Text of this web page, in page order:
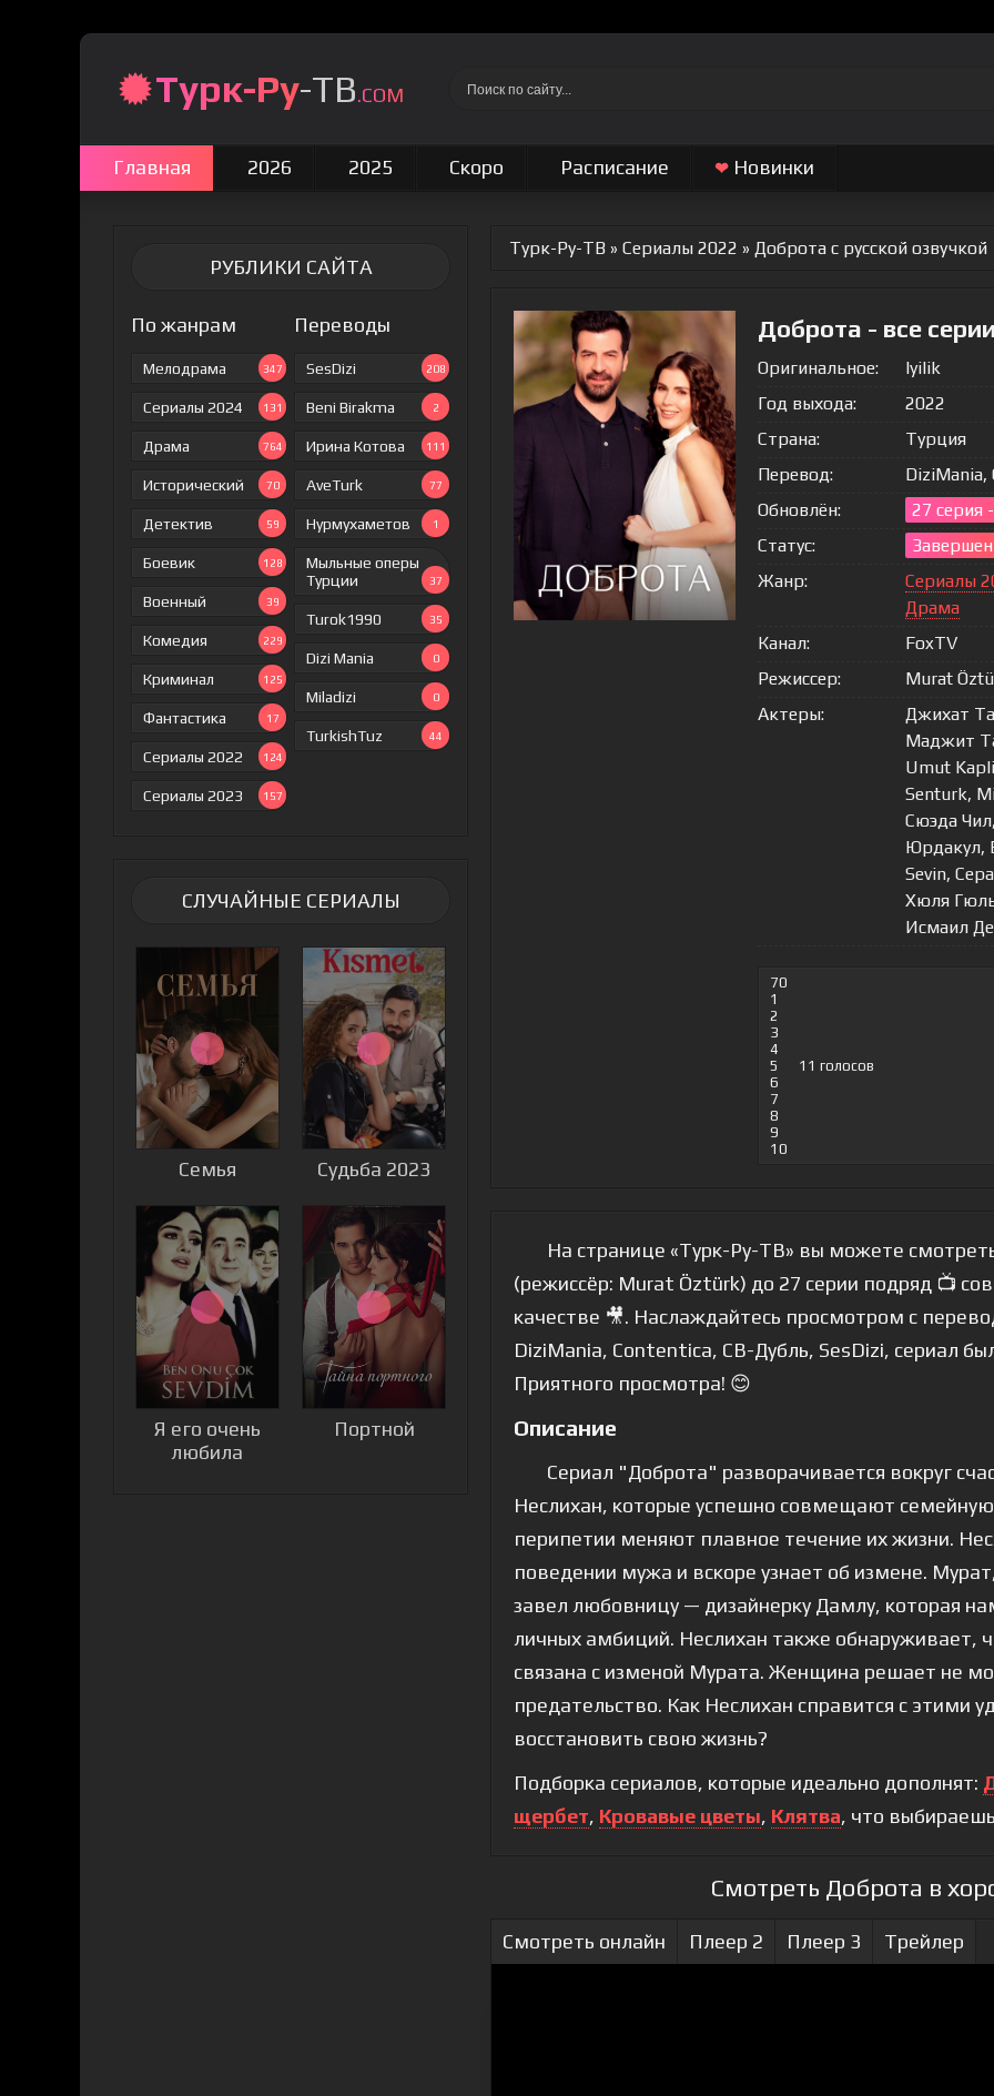
Турк-Ру-ТВ.COM
Главная 2026 2025 Скоро Расписание ❤ Новинки
РУБЛИКИ САЙТА
По жанрам
Мелодрама 347
Сериалы 2024 131
Драма 764
Исторический 70
Детектив 59
Боевик 128
Военный 39
Комедия 229
Криминал 125
Фантастика 17
Сериалы 2022 124
Сериалы 2023 157
Переводы
SesDizi 208
Beni Birakma 2
Ирина Котова 111
AveTurk 77
Нурмухаметов 1
Мыльные оперы
Турции
37
Turok1990 35
Dizi Mania 0
Miladizi 0
TurkishTuz 44
СЛУЧАЙНЫЕ СЕРИАЛЫ
Семья Судьба 2023
Я его очень
любила
Портной
Турк-Ру-ТВ » Сериалы 2022 » Доброта с русской озвучкой
Доброта - все
Оригинальное:
Iyilik
Год выхода:
2022
Страна:
Турция
Перевод:
DiziMania,
Обновлён:
27 серия
Статус:
Завершен
Жанр:
Сериалы
Драма
Канал:
FoxTV
Режиссер:
Murat
Актеры:
Джихат
Маджит
Umut
Senturk,
Сюэда
Юрдакул,
Sevin,
Хюля
Исмаил
70
1
2
3
4
5
6
7
8
9
10
11 голосов
На странице «Турк-Ру-ТВ» вы можете
(режиссёр: Murat Öztürk) до 27 серии подряд 📺
качестве 🎥. Наслаждайтесь просмотром с
DiziMania, Contentica, СВ-Дубль, SesDizi, сериал
Приятного просмотра! 😊
Описание
Сериал "Доброта" разворачивается вокруг
Неслихан, которые успешно совмещают
перипетии меняют плавное течение их жизни.
поведении мужа и вскоре узнает об измене.
завел любовницу — дизайнерку Дамлу, которая
личных амбиций. Неслихан также обнаруживает,
связана с изменой Мурата. Женщина решает не
предательство. Как Неслихан справится с этими
восстановить свою жизнь?
Подборка сериалов, которые идеально дополнят:
щербет, Кровавые цветы, Клятва, что
Смотреть Доброта в
Смотреть онлайн Плеер 2 Плеер 3 Трейлер